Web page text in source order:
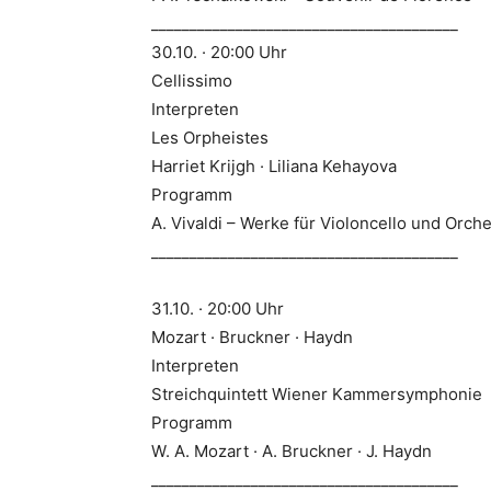
30.10. · 20:00 Uhr
Cellissimo
Interpreten
Les Orpheistes
Harriet Krijgh · Liliana Kehayova
Programm
A. Vivaldi – Werke für Violoncello und
31.10. · 20:00 Uhr
Mozart · Bruckner · Haydn
Interpreten
Streichquintett Wiener Kammersymphonie
Programm
W. A. Mozart · A. Bruckner · J. Haydn